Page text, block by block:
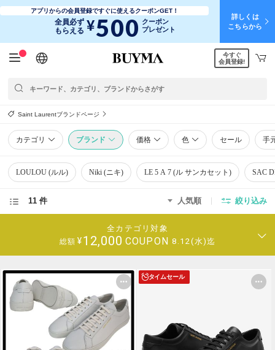
アプリからの会員登録ですぐに使えるクーポンGET！
全員必ず
もらえる ¥500 クーポン
プレゼント
詳しくは
こちらから
日本語
English
简体中文
繁體中文
今すぐ
会員登録!
Saint Laurentブランドページ
カテゴリ ブランド 価格 色 セール 手
LOULOU (ルル) Niki (ニキ) LE 5 A 7 (ル サンカセット) SAC
11 件 人気順 絞り込み
全カテゴリ対象
総額 ¥12,000 COUPON 8.12(水)迄
タイムセール